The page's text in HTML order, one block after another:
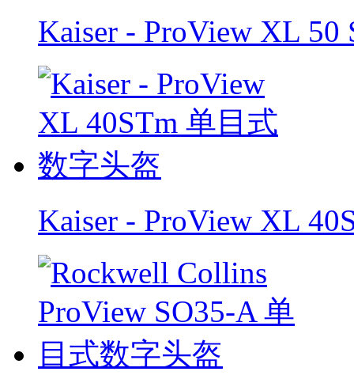
Kaiser - ProView XL
Kaiser - ProView XL